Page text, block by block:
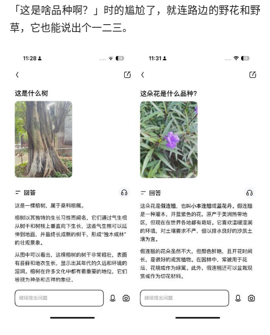
「这是啥品种啊？」时的尴尬了，就连路边的野花和野
草，它也能说出个一二三。